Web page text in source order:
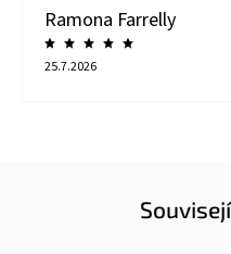
Ramona Farrelly
25.7.2026